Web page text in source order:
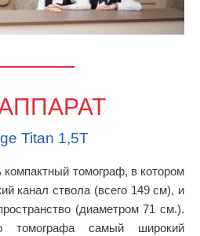
Titan 1,5Т
компактный томограф, в котором
канал ствола (всего 149 см), и
(диаметром 71 см.).
томографа самый широкий